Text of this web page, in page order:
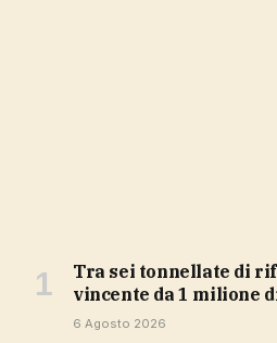
Tra sei tonnellate di rifiuti il biglietto
vincente da 1 milione
6 Agosto 2026